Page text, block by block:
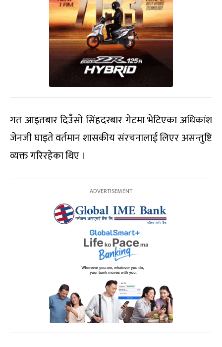
गत आइतबार दिउँसो सिंहदरबार गेटमा भेटिएका अधिकांश
जेनजी घाइते वर्तमान शासकीय संरचनालाई लिएर असन्तुष्टि
व्यक्त गरिरहेका थिए ।